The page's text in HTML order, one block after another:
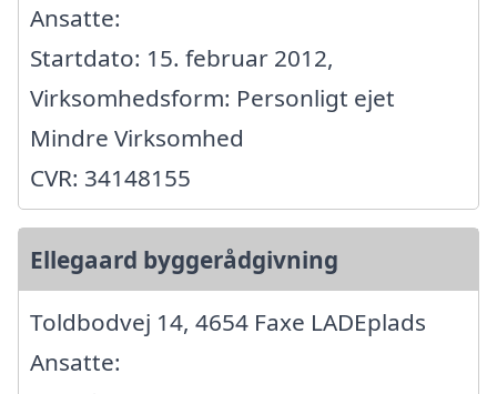
Ansatte:
Startdato: 15. februar 2012,
Virksomhedsform: Personligt ejet
Mindre Virksomhed
CVR: 34148155
Ellegaard byggerådgivning
Toldbodvej 14, 4654 Faxe LADEplads
Ansatte: